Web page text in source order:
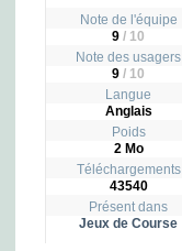
Note de l'équipe
9 / 10
Note des usagers
9 / 10
Langue
Anglais
Poids
2 Mo
Téléchargements
43540
Présent dans
Jeux de Course